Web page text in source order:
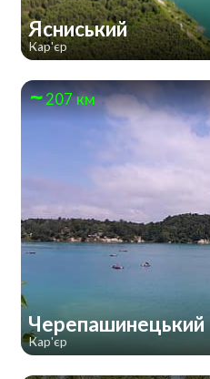
Ясниський
Кар'єр
207 км
Черепашинецький
Кар'єр